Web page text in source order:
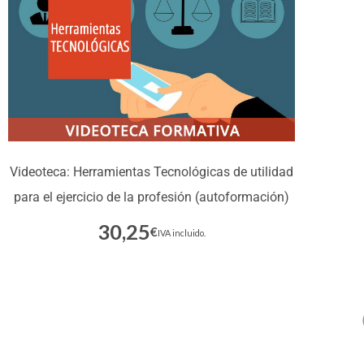
Videoteca: Herramientas Tecnológicas de utilidad
para el ejercicio de la profesión (autoformación)
30,25€IVA incluido.